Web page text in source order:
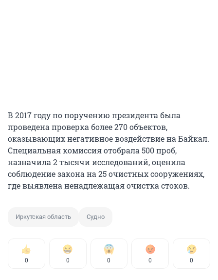
В 2017 году по поручению президента была
проведена проверка более 270 объектов,
оказывающих негативное воздействие на Байкал.
Специальная комиссия отобрала 500 проб,
назначила 2 тысячи исследований, оценила
соблюдение закона на 25 очистных сооружениях,
где выявлена ненадлежащая очистка стоков.
Иркутская область Судно
0 0 0 0 0